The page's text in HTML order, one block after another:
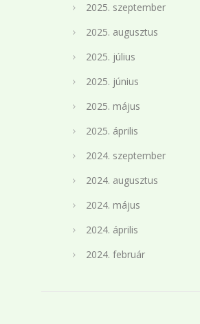
2025. szeptember
2025. augusztus
2025. július
2025. június
2025. május
2025. április
2024. szeptember
2024. augusztus
2024. május
2024. április
2024. február